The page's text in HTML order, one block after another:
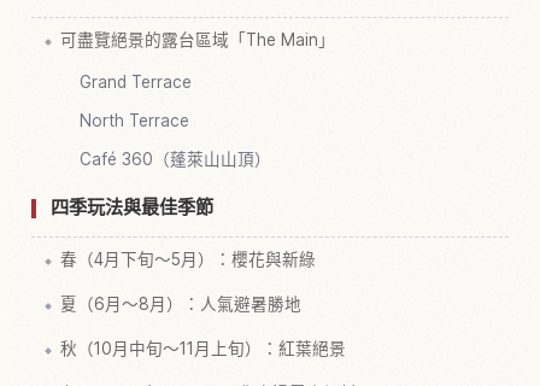
可盡覽絕景的露台區域「The Main」
Grand Terrace
North Terrace
Café 360（蓬萊山山頂）
四季玩法與最佳季節
春（4月下旬～5月）：櫻花與新綠
夏（6月～8月）：人氣避暑勝地
秋（10月中旬～11月上旬）：紅葉絕景